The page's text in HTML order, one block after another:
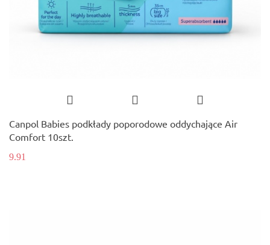
Canpol Babies podkłady poporodowe oddychające Air
Comfort 10szt.
9.91